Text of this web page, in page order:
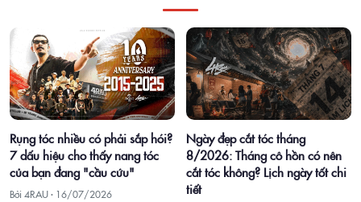
Rụng tóc nhiều có phải sắp hói?
7 dấu hiệu cho thấy nang tóc
của bạn đang "cầu cứu"
Bởi 4RAU · 16/07/2026
Ngày đẹp cắt tóc tháng
8/2026: Tháng cô hồn có nên
cắt tóc không? Lịch ngày tốt chi
tiết